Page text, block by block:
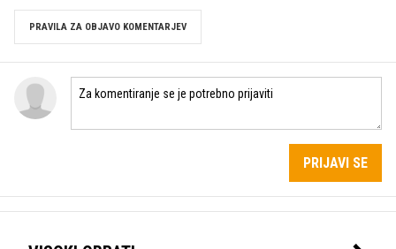
PRAVILA ZA OBJAVO KOMENTARJEV
PRIJAVI SE